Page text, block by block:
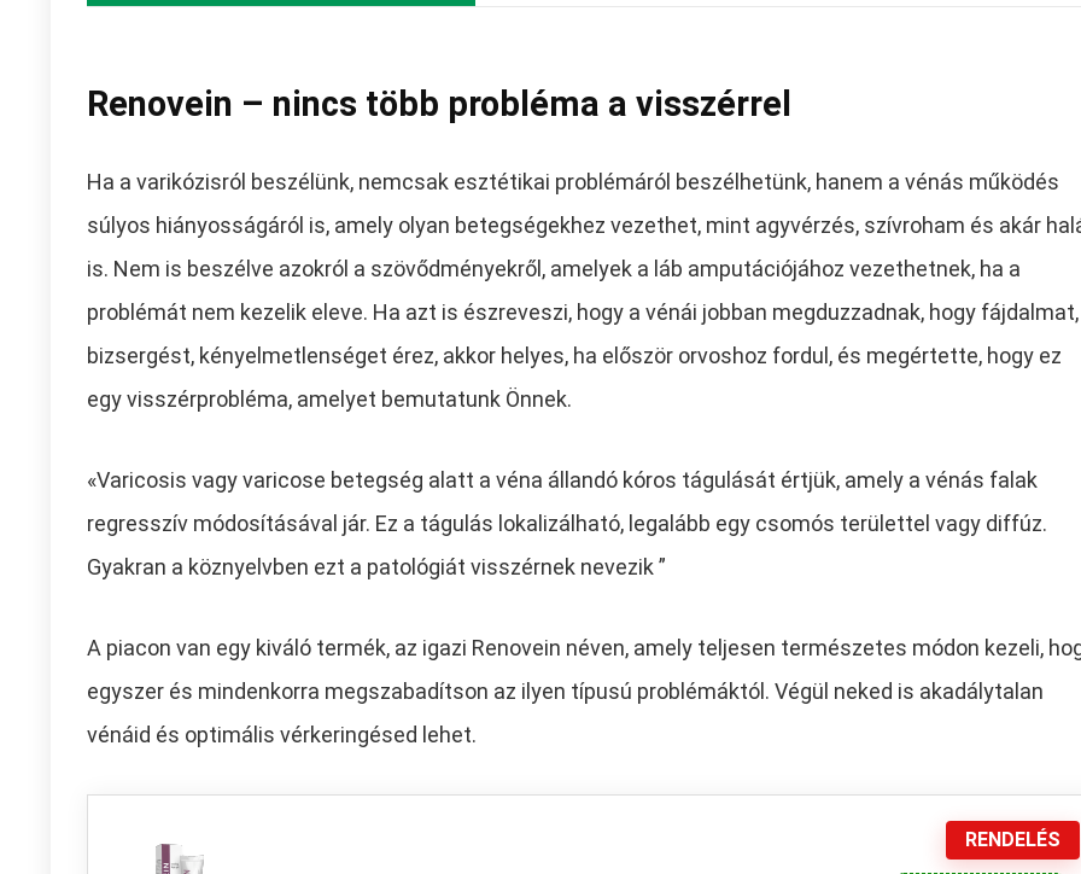
Renovein – nincs több probléma a visszérrel
Ha a varikózisról beszélünk, nemcsak esztétikai problémáról beszélhetünk, hanem a vénás működés
súlyos hiányosságáról is, amely olyan betegségekhez vezethet, mint agyvérzés, szívroham és akár
is. Nem is beszélve azokról a szövődményekről, amelyek a láb amputációjához vezethetnek, ha a
problémát nem kezelik eleve. Ha azt is észreveszi, hogy a vénái jobban megduzzadnak, hogy fájdalmat,
bizsergést, kényelmetlenséget érez, akkor helyes, ha először orvoshoz fordul, és megértette, hogy ez
egy visszérprobléma, amelyet bemutatunk Önnek.
«Varicosis vagy varicose betegség alatt a véna állandó kóros tágulását értjük, amely a vénás falak
regresszív módosításával jár. Ez a tágulás lokalizálható, legalább egy csomós területtel vagy diffúz.
Gyakran a köznyelvben ezt a patológiát visszérnek nevezik ”
A piacon van egy kiváló termék, az igazi Renovein néven, amely teljesen természetes módon kezeli,
egyszer és mindenkorra megszabadítson az ilyen típusú problémáktól. Végül neked is akadálytalan
vénáid és optimális vérkeringésed lehet.
RENDELÉS